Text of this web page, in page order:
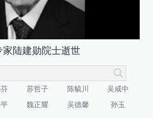
家陆建勋院士逝世
苏哲子 陈毓川
吴咸中
魏正耀 吴德馨 孙玉